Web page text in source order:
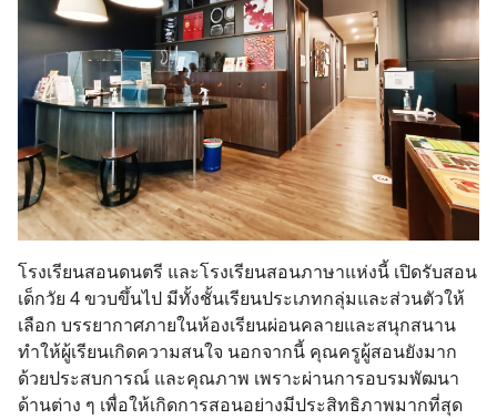
โรงเรียนสอนดนตรี และโรงเรียนสอนภาษาแห่งนี้ เปิดรับสอน
เด็กวัย 4 ขวบขึ้นไป มีทั้งชั้นเรียนประเภทกลุ่มและส่วนตัวให้
เลือก บรรยากาศภายในห้องเรียนผ่อนคลายและสนุกสนาน
ทำให้ผู้เรียนเกิดความสนใจ นอกจากนี้ คุณครูผู้สอนยังมาก
ด้วยประสบการณ์ และคุณภาพ เพราะผ่านการอบรมพัฒนา
ด้านต่าง ๆ เพื่อให้เกิดการสอนอย่างมีประสิทธิภาพมากที่สุด